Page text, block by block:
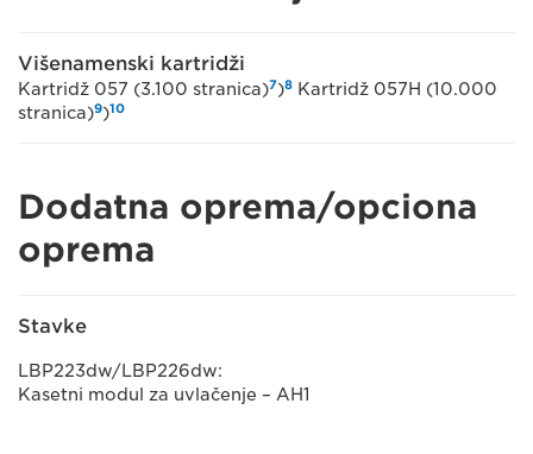
Višenamenski kartridži
Kartridž 057 (3.100 stranica)7)8 Kartridž 057H (10.000
stranica)9)10
Dodatna oprema/opciona
oprema
Stavke
LBP223dw/LBP226dw:
Kasetni modul za uvlačenje – AH1